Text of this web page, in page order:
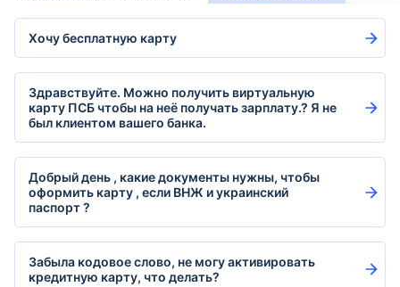
Хочу бесплатную карту
Здравствуйте. Можно получить виртуальную
карту ПСБ чтобы на неё получать зарплату.? Я не
был клиентом вашего банка.
Добрый день , какие документы нужны, чтобы
оформить карту , если ВНЖ и украинский
паспорт ?
Забыла кодовое слово, не могу активировать
кредитную карту, что делать?